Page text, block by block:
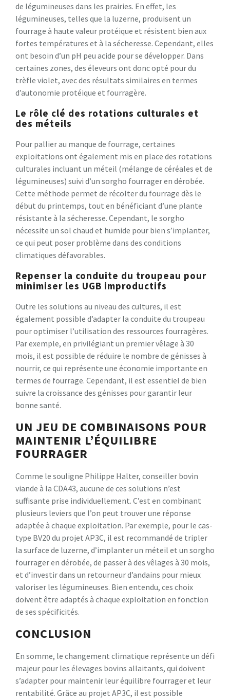
de légumineuses dans les prairies. En effet, les
légumineuses, telles que la luzerne, produisent un
fourrage à haute valeur protéique et résistent bien aux
fortes températures et à la sécheresse. Cependant, elles
ont besoin d’un pH peu acide pour se développer. Dans
certaines zones, des éleveurs ont donc opté pour du
trèfle violet, avec des résultats similaires en termes
d’autonomie protéique et fourragère.
Le rôle clé des rotations culturales et
des méteils
Pour pallier au manque de fourrage, certaines
exploitations ont également mis en place des rotations
culturales incluant un méteil (mélange de céréales et de
légumineuses) suivi d’un sorgho fourrager en dérobée.
Cette méthode permet de récolter du fourrage dès le
début du printemps, tout en bénéficiant d’une plante
résistante à la sécheresse. Cependant, le sorgho
nécessite un sol chaud et humide pour bien s’implanter,
ce qui peut poser problème dans des conditions
climatiques défavorables.
Repenser la conduite du troupeau pour
minimiser les UGB improductifs
Outre les solutions au niveau des cultures, il est
également possible d’adapter la conduite du troupeau
pour optimiser l’utilisation des ressources fourragères.
Par exemple, en privilégiant un premier vêlage à 30
mois, il est possible de réduire le nombre de génisses à
nourrir, ce qui représente une économie importante en
termes de fourrage. Cependant, il est essentiel de bien
suivre la croissance des génisses pour garantir leur
bonne santé.
UN JEU DE COMBINAISONS POUR
MAINTENIR L’ÉQUILIBRE
FOURRAGER
Comme le souligne Philippe Halter, conseiller bovin
viande à la CDA43, aucune de ces solutions n’est
suffisante prise individuellement. C’est en combinant
plusieurs leviers que l’on peut trouver une réponse
adaptée à chaque exploitation. Par exemple, pour le cas-
type BV20 du projet AP3C, il est recommandé de tripler
la surface de luzerne, d’implanter un méteil et un sorgho
fourrager en dérobée, de passer à des vêlages à 30 mois,
et d’investir dans un retourneur d’andains pour mieux
valoriser les légumineuses. Bien entendu, ces choix
doivent être adaptés à chaque exploitation en fonction
de ses spécificités.
CONCLUSION
En somme, le changement climatique représente un défi
majeur pour les élevages bovins allaitants, qui doivent
s’adapter pour maintenir leur équilibre fourrager et leur
rentabilité. Grâce au projet AP3C, il est possible